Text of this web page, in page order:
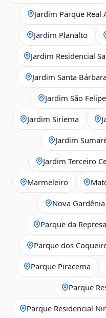
Jardim Parque Real
Jardim Planalto
Jardim Residencial
Jardim Santa Bárbara
Jardim São Felipe
Jardim Siriema
Jardim
Jardim Terceiro
Marmeleiro
Nova Gardênia
Parque da Represa
Parque dos
Parque Piracema
Parque
Parque Residencial